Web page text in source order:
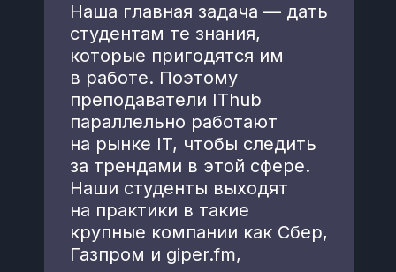
Наша главная задача — дать
студентам те знания,
которые пригодятся им
в работе. Поэтому
преподаватели IThub
параллельно работают
на рынке IT, чтобы следить
за трендами в этой сфере.
Наши студенты выходят
на практики в такие
крупные компании как Сбер,
Газпром и giper.fm,